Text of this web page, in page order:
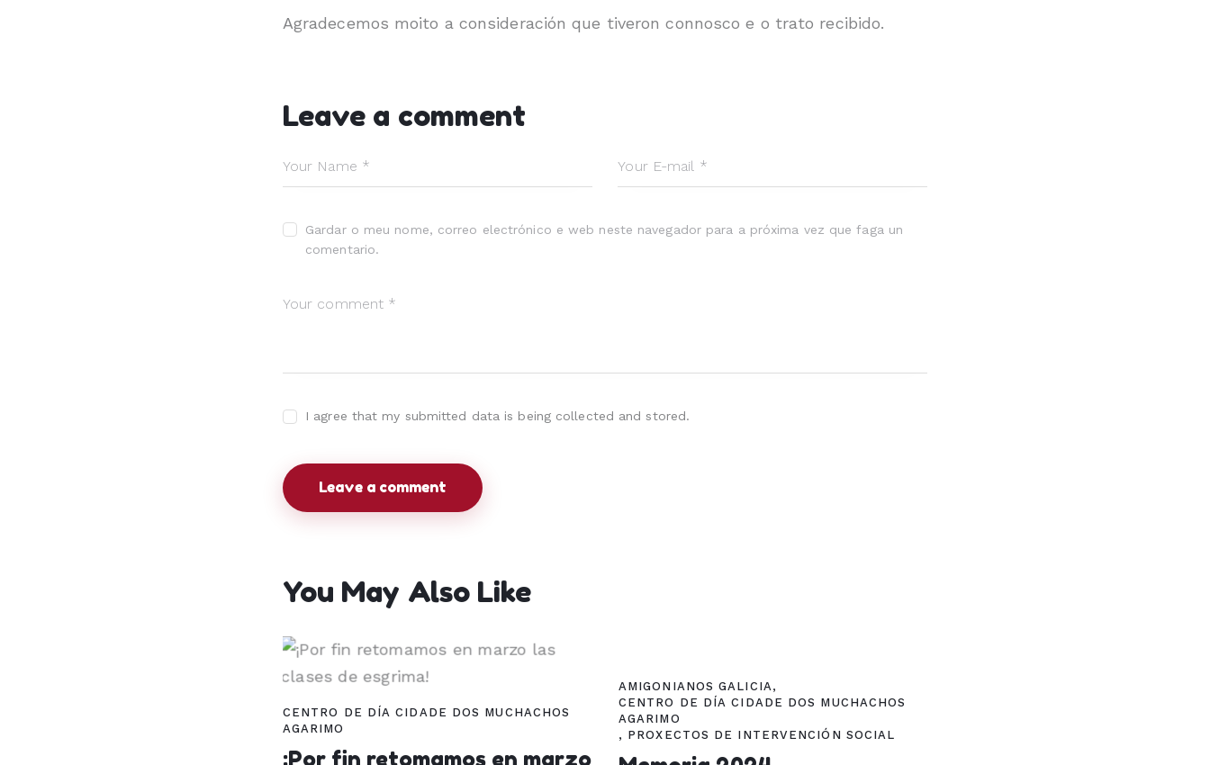
Agradecemos moito a consideración que tiveron connosco e o trato recibido.
Leave a comment
Gardar o meu nome, correo electrónico e web neste navegador para a próxima vez que faga un
comentario.
I agree that my submitted data is being collected and stored.
You May Also Like
CENTRO DE DÍA CIDADE DOS MUCHACHOS
AGARIMO
¡Por fin retomamos en marzo
AMIGONIANOS GALICIA ,
CENTRO DE DÍA CIDADE DOS MUCHACHOS
AGARIMO
, PROXECTOS DE INTERVENCIÓN SOCIAL